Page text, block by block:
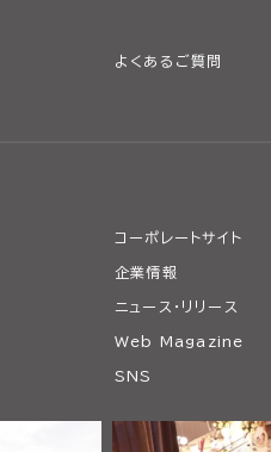
よくあるご質問
コーポレートサイト
企業情報
ニュース・リリース
Web Magazine
SNS